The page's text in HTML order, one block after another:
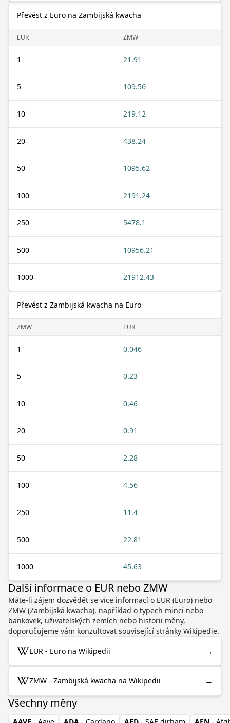
Převést z Euro na Zambijská kwacha
EUR ZMW
1 21.91
5 109.56
10 219.12
20 438.24
50 1095.62
100 2191.24
250 5478.1
500 10956.21
1000 21912.43
Převést z Zambijská kwacha na Euro
ZMW EUR
1 0.046
5 0.23
10 0.46
20 0.91
50 2.28
100 4.56
250 11.4
500 22.81
1000 45.63
Další informace o EUR nebo ZMW
Máte-li zájem dozvědět se více informací o EUR (Euro) nebo
ZMW (Zambijská kwacha), například o typech mincí nebo
bankovek, uživatelských zemích nebo historii měny,
doporučujeme vám konzultovat související stránky Wikipedie.
EUR - Euro na Wikipedii →
ZMW - Zambijská kwacha na Wikipedii →
Všechny měny